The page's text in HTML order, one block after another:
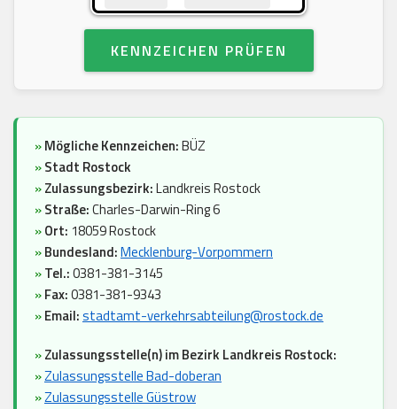
KENNZEICHEN PRÜFEN
»Mögliche Kennzeichen:BÜZ
»Stadt Rostock
»Zulassungsbezirk:Landkreis Rostock
»Straße:Charles-Darwin-Ring 6
»Ort: 18059 Rostock
»Bundesland:Mecklenburg-Vorpommern
»Tel.:0381-381-3145
»Fax:0381-381-9343
»Email:stadtamt-verkehrsabteilung@rostock.de
»Zulassungsstelle(n) im Bezirk Landkreis Rostock:
»Zulassungsstelle Bad-doberan
»Zulassungsstelle Güstrow